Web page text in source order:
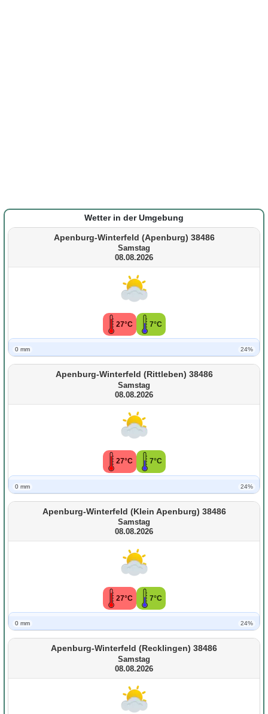
Wetter in der Umgebung
Apenburg-Winterfeld (Apenburg) 38486
Samstag
08.08.2026
27°C 7°C
0 mm 24%
Apenburg-Winterfeld (Rittleben) 38486
Samstag
08.08.2026
27°C 7°C
0 mm 24%
Apenburg-Winterfeld (Klein Apenburg) 38486
Samstag
08.08.2026
27°C 7°C
0 mm 24%
Apenburg-Winterfeld (Recklingen) 38486
Samstag
08.08.2026